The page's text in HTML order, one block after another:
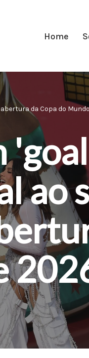
Home
da Copa do
ao